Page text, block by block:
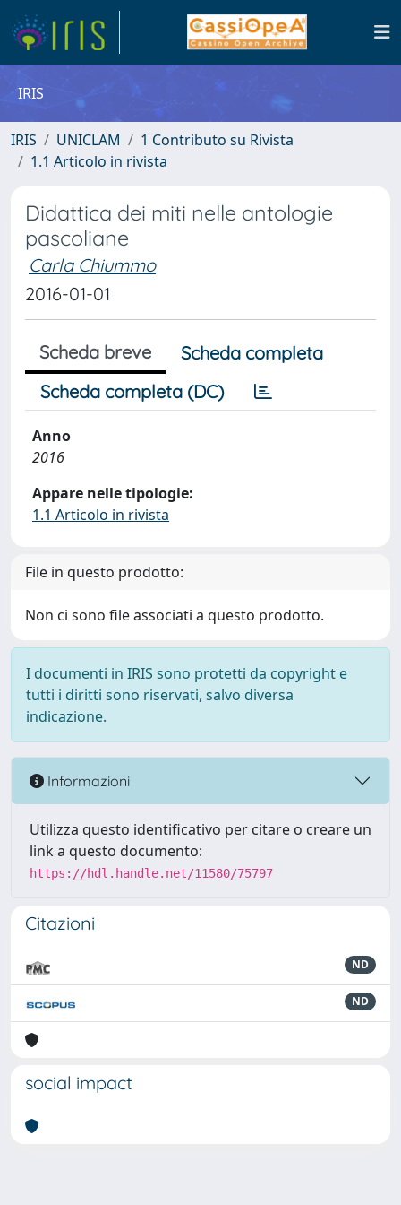
IRIS
IRIS UNICLAM
1 Contributo su Rivista
1.1 Articolo in rivista
Didattica dei miti nelle antologie
pascoliane
Carla Chiummo
2016-01-01
Scheda breve
Scheda completa
Scheda completa (DC)
Anno
2016
Appare nelle tipologie:
1.1 Articolo in rivista
File in questo prodotto:
Non ci sono file associati a questo prodotto.
I documenti in IRIS sono protetti da copyright e
tutti i diritti sono riservati, salvo diversa
indicazione.
Informazioni
Utilizza questo identificativo per citare o creare un
link a questo documento:
https://hdl.handle.net/11580/75797
Citazioni
ND
ND
social impact